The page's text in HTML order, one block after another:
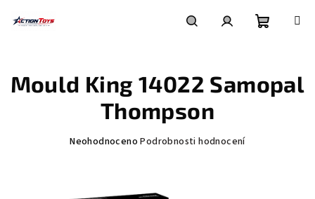
košík
Mould King 14022 Samopal
Thompson
Průměrné
Neohodnoceno Podrobnosti hodnocení